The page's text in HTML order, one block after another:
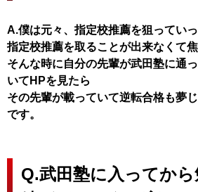
A.僕は元々、指定校推薦を狙ってい
指定校推薦を取ることが出来なくて焦
そんな時に自分の先輩が武田塾に通
いてHPを見たら
その先輩が載っていて逆転合格も夢
です。
Q.武田塾に入ってか